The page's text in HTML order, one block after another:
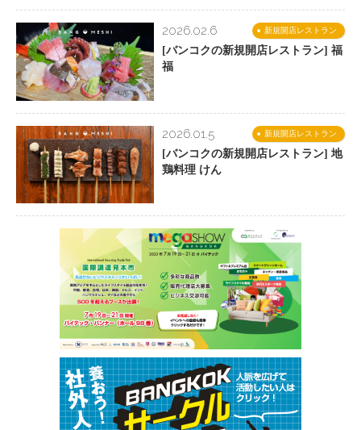
新規開店レストラン
2026.02.6
[バンコクの新規開店レストラン] 福
福
新規開店レストラン
2026.01.5
[バンコクの新規開店レストラン] 地
鶏料理 けん